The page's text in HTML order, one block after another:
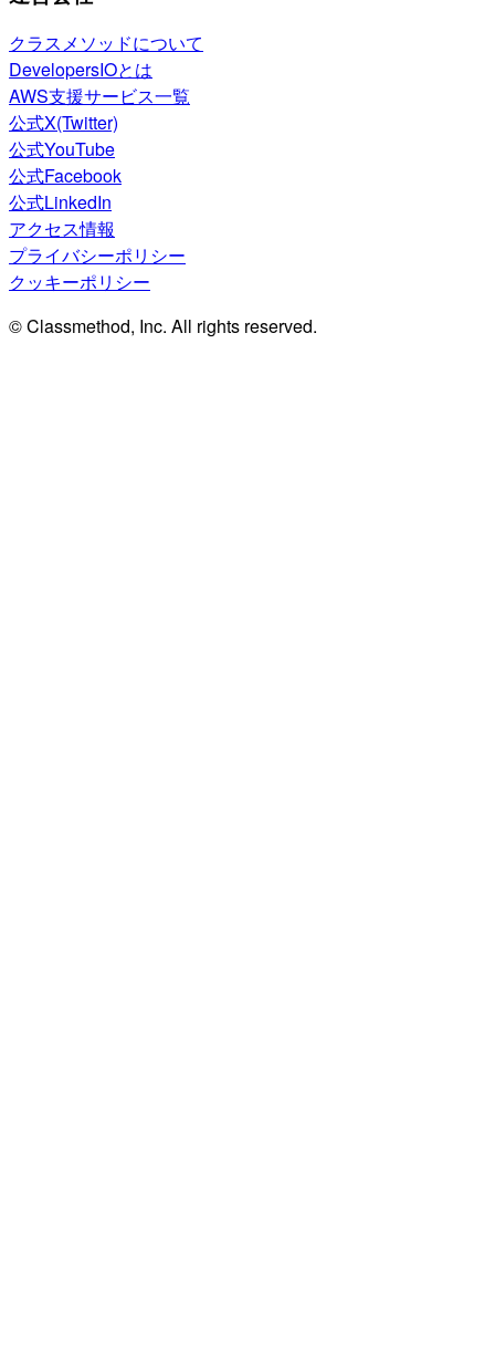
クラスメソッドについて
DevelopersIOとは
AWS支援サービス一覧
公式X(Twitter)
公式YouTube
公式Facebook
公式LinkedIn
アクセス情報
プライバシーポリシー
クッキーポリシー
© Classmethod, Inc. All rights reserved.